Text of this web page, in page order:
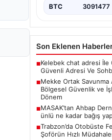
BTC 3091477
Son Eklenen
■Kelebek chat adresi İle
Güvenli Adresi Ve
■Mekke Ortak Savunma
Bölgesel Güvenlik ve
Dönem
■MASAK’tan Ahbap
ünlü ne kadar bağış
■Trabzon’da Otobüste
Şoförün Hızlı